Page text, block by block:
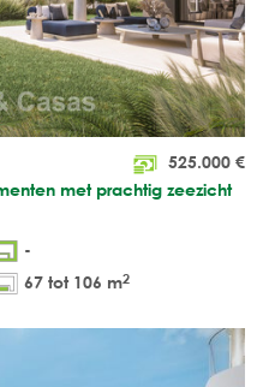
525.000 €
met prachtig zeezicht
-
67 tot 106 m2